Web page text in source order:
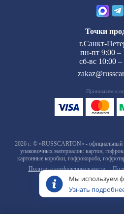
Точки
г.Санкт-
пн-пт 9:00 –
сб-вс 10:00 –
Принимаем к
2026 г. © «RUSSCARTON» - официальный
упаковочных материалов: картон,
картонные коробки, гофрокороба,
Политика конфиденциальности
Мы используем
Узнать